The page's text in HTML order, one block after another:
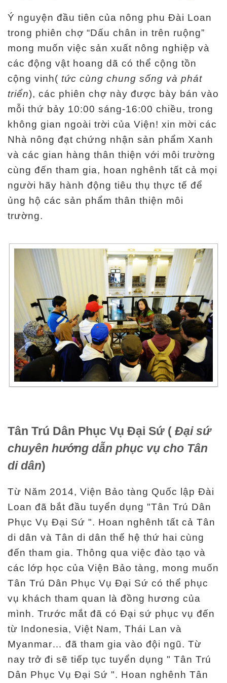
Ý nguyện đầu tiên của nông phu Đài Loan
trong phiên chợ “Dấu chân in trên ruộng”
mong muốn việc sản xuất nông nghiệp và
các động vật hoang dã có thể cộng tồn
cộng vinh( tức cùng chung sống và phát
triển), các phiên chợ này được bày bán vào
mỗi thứ bảy 10:00 sáng-16:00 chiều, trong
không gian ngoài trời của Viện! xin mời các
Nhà nông đạt chứng nhận sản phẩm Xanh
và các gian hàng thân thiện với môi trường
cùng đến tham gia, hoan nghênh tất cả mọi
người hãy hành động tiêu thụ thực tế để
ủng hộ các sản phẩm thân thiện môi
trường.
Tân Trú Dân Phục Vụ Đại Sứ ( Đại sứ
chuyên hướng dẫn phục vụ cho Tân
di dân)
Từ Năm 2014, Viện Bảo tàng Quốc lập Đài
Loan đã bắt đầu tuyển dụng "Tân Trú Dân
Phục Vụ Đại Sứ ". Hoan nghênh tất cả Tân
di dân và Tân di dân thế hệ thứ hai cùng
đến tham gia. Thông qua việc đào tạo và
các lớp học của Viện Bảo tàng, mong muốn
Tân Trú Dân Phục Vụ Đại Sứ có thể phục
vụ khách tham quan là đồng hương của
mình. Trước mắt đã có Đại sứ phục vụ đến
từ Indonesia, Việt Nam, Thái Lan và
Myanmar… đã tham gia vào đội ngũ. Từ
nay trở đi sẽ tiếp tục tuyển dụng " Tân Trú
Dân Phục Vụ Đại Sứ ". Hoan nghênh Tân